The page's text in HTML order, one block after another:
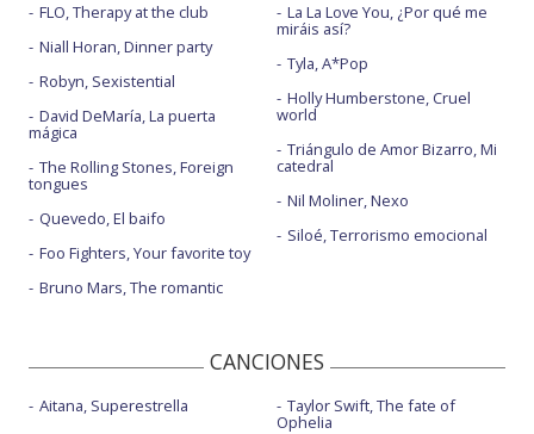
FLO, Therapy at the club
Niall Horan, Dinner party
Robyn, Sexistential
David DeMaría, La puerta
mágica
The Rolling Stones, Foreign
tongues
Quevedo, El baifo
Foo Fighters, Your favorite toy
Bruno Mars, The romantic
La La Love You, ¿Por qué me
miráis así?
Tyla, A*Pop
Holly Humberstone, Cruel
world
Triángulo de Amor Bizarro, Mi
catedral
Nil Moliner, Nexo
Siloé, Terrorismo emocional
CANCIONES
Aitana, Superestrella Taylor Swift, The fate of
Ophelia